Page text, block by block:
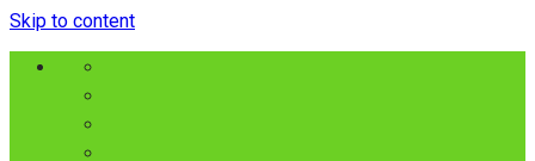
Skip to content